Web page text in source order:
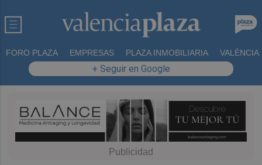
FORO PLAZA EMPRESAS PLAZA INMOBILIARIA VALÈNCIA
+ Seguir en Google